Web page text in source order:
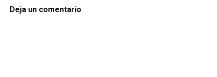
Deja un comentario